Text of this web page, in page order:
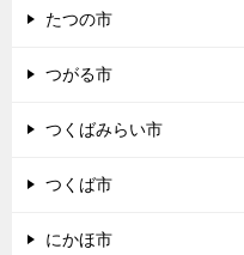
たつの市
つがる市
つくばみらい市
つくば市
にかほ市